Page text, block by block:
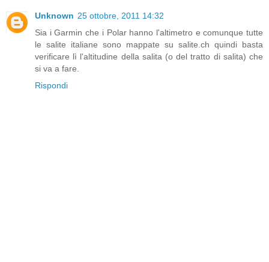
Unknown 25 ottobre, 2011 14:32
Sia i Garmin che i Polar hanno l'altimetro e comunque tutte
le salite italiane sono mappate su salite.ch quindi basta
verificare lì l'altitudine della salita (o del tratto di salita) che
si va a fare.
Rispondi